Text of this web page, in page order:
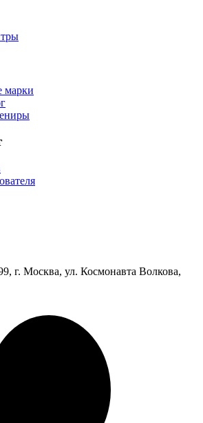
марки
Москва, ул. Космонавта Волкова,